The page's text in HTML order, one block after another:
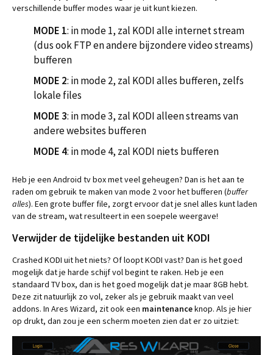
verschillende buffer modes waar je uit kunt kiezen.
MODE 1: in mode 1, zal KODI alle internet stream
(dus ook FTP en andere bijzondere video streams)
bufferen
MODE 2: in mode 2, zal KODI alles bufferen, zelfs
lokale files
MODE 3: in mode 3, zal KODI alleen streams van
andere websites bufferen
MODE 4: in mode 4, zal KODI niets bufferen
Heb je een Android tv box met veel geheugen? Dan is het aan te
raden om gebruik te maken van mode 2 voor het bufferen (buffer
alles). Een grote buffer file, zorgt ervoor dat je snel alles kunt laden
van de stream, wat resulteert in een soepele weergave!
Verwijder de tijdelijke bestanden uit KODI
Crashed KODI uit het niets? Of loopt KODI vast? Dan is het goed
mogelijk dat je harde schijf vol begint te raken. Heb je een
standaard TV box, dan is het goed mogelijk dat je maar 8GB hebt.
Deze zit natuurlijk zo vol, zeker als je gebruik maakt van veel
addons. In Ares Wizard, zit ook een maintenanceknop. Als je hier
op drukt, dan zou je een scherm moeten zien dat er zo uitziet: